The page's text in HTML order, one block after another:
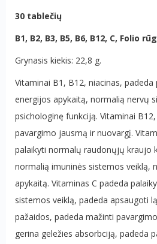
30 tablečių
B1, B2, B3, B5, B6, B12, C, Folio
Grynasis kiekis: 22,8 g.
Vitaminai B1, B12, niacinas,
energijos apykaitą, normalią nervų
psichologinę funkciją. Vitaminai
pavargimo jausmą ir nuovargį.
palaikyti normalų raudonųjų kraujo
normalią imuninės sistemos veiklą,
apykaitą. Vitaminas C padeda
sistemos veiklą, padeda apsaugoti
pažaidos, padeda mažinti
gerina geležies absorbciją, padeda